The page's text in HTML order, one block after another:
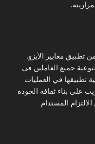
تطبيق معايير الأيزو.
جميع العاملين في
تطبيقها في العمليات
على بناء ثقافة الجودة
المستدام